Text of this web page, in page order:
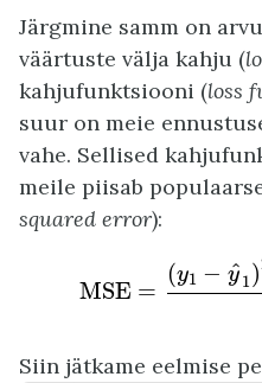
Järgmine samm on
väärtuste välja kahju (
kahjufunktsiooni (loss
suur on meie
vahe. Sellised
meile piisab
squared error):
MSE =
(y1 − ^
y1)
y ^1 2
Siin jätkame eelmise